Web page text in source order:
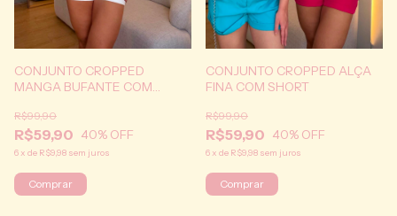
CONJUNTO CROPPED
MANGA BUFANTE COM
R$59,90
R$99,90
40% OFF
6 x de R$9,98 sem juros
Comprar
CONJUNTO CROPPED ALÇA
FINA COM SHORT
R$59,90
R$99,90
40% OFF
6 x de R$9,98 sem juros
Comprar